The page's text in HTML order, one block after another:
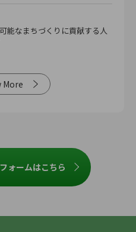
能なまちづくりに貢献する人
More
ォームはこちら